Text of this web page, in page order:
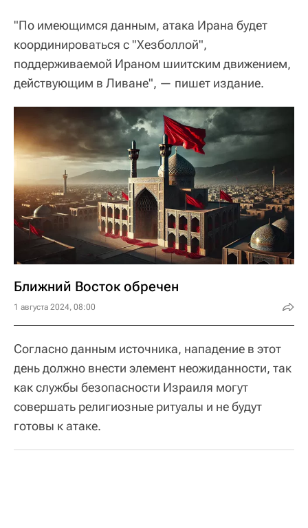
"По имеющимся данным, атака Ирана будет
координироваться с "Хезболлой",
поддерживаемой Ираном шиитским движением,
действующим в Ливане", — пишет издание.
Ближний Восток обречен
1 августа 2024, 08:00
Согласно данным источника, нападение в этот
день должно внести элемент неожиданности, так
как службы безопасности Израиля могут
совершать религиозные ритуалы и не будут
готовы к атаке.